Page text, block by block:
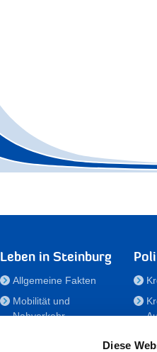
Diese
Leben in Steinburg
Allgemeine Fakten
Mobilität und
Nahverkehr